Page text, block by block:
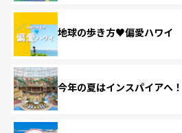
地球の歩き方♥偏愛ハワイ
今年の夏はインスパイアへ！